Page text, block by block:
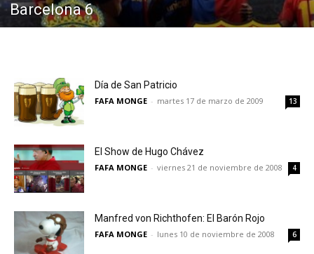
Barcelona 6
Día de San Patricio
FAFA MONGE - martes 17 de marzo de 2009 13
El Show de Hugo Chávez
FAFA MONGE - viernes 21 de noviembre de 2008 4
Manfred von Richthofen: El Barón Rojo
FAFA MONGE - lunes 10 de noviembre de 2008 6